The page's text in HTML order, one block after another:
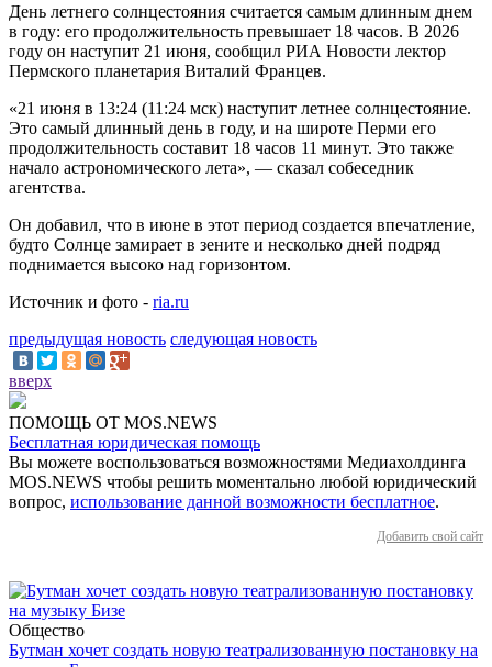
День летнего солнцестояния считается самым длинным днем
в году: его продолжительность превышает 18 часов. В 2026
году он наступит 21 июня, сообщил РИА Новости лектор
Пермского планетария Виталий Францев.
«21 июня в 13:24 (11:24 мск) наступит летнее солнцестояние.
Это самый длинный день в году, и на широте Перми его
продолжительность составит 18 часов 11 минут. Это также
начало астрономического лета», — сказал собеседник
агентства.
Он добавил, что в июне в этот период создается впечатление,
будто Солнце замирает в зените и несколько дней подряд
поднимается высоко над горизонтом.
Источник и фото - ria.ru
предыдущая новость следующая новость
вверх
ПОМОЩЬ ОТ MOS.NEWS
Бесплатная юридическая помощь
Вы можете воспользоваться возможностями Медиахолдинга
MOS.NEWS чтобы решить моментально любой юридический
вопрос, использование данной возможности бесплатное.
Добавить свой сайт
Общество
Бутман хочет создать новую театрализованную постановку на